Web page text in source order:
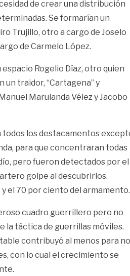
de crear una distribución
Se formarían un
Trujillo, otro a cargo de Joselo
de Carmelo López.
Rogelio Díaz, otro quien
un traidor, “Cartagena” y
Marulanda Vélez y Jacobo
todos los destacamentos
para que concentraran todas
pero fueron detectados por el
golpe al descubrirlos.
el 70 por ciento del armamento.
cuadro guerrillero pero no
la táctica de guerrillas móviles.
contribuyó al menos para no
con lo cual el crecimiento se